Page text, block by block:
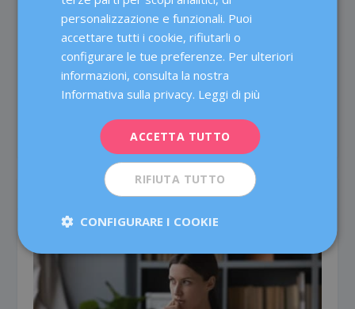
Buenaventura Coroleu
Jefe del Servicio de Medicina de la Reproducción.
POST CORRELATI
DEUTSCH
personalizzazione e funzionali. Puoi
accettare tutti i cookie, rifiutarli o
configurare le tue preferenze. Per ulteriori
informazioni, consulta la nostra
Informativa sulla privacy. Leggi di più
ACCETTA TUTTO
RIFIUTA TUTTO
CONFIGURARE I COOKIE